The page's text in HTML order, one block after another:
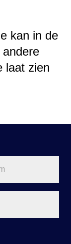
kan in de
laat zien